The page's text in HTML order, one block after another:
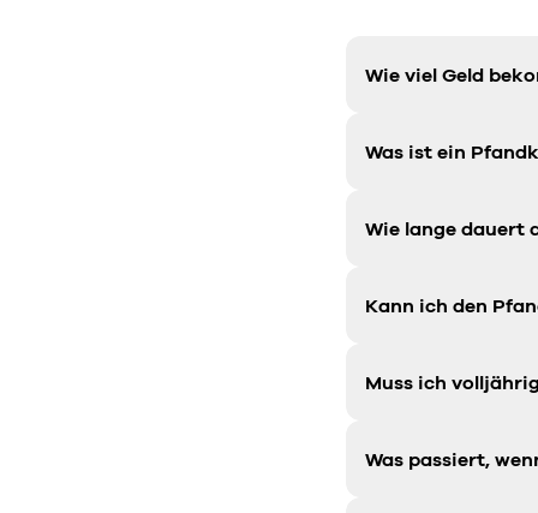
Wie viel Geld
Was ist ein
Wie lange dauert
Kann ich den
Muss ich
Was passiert,